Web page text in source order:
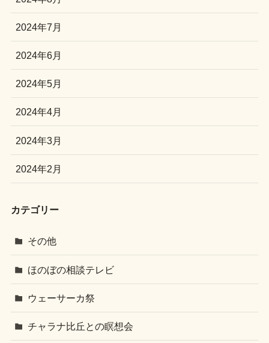
2024年7月
2024年6月
2024年5月
2024年4月
2024年3月
2024年2月
カテゴリー
その他
ほのぼの相談テレビ
ウェーサーカ祭
チャラナ比丘との瞑想会